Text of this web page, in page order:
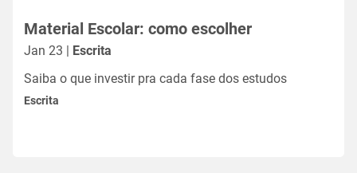
Material Escolar: como escolher
Jan 23 | Escrita
Saiba o que investir pra cada fase dos estudos
Escrita